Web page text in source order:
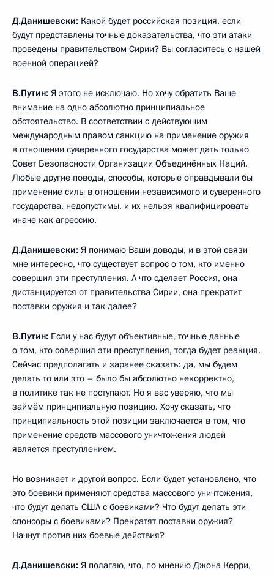
Д.Данишевски: Какой будет российская позиция, если
будут представлены точные доказательства, что эти атаки
проведены правительством Сирии? Вы согласитесь с нашей
военной операцией?
В.Путин: Я этого не исключаю. Но хочу обратить Ваше
внимание на одно абсолютно принципиальное
обстоятельство. В соответствии с действующим
международным правом санкцию на применение оружия
в отношении суверенного государства может дать только
Совет Безопасности Организации Объединённых Наций.
Любые другие поводы, способы, которые оправдывали бы
применение силы в отношении независимого и суверенного
государства, недопустимы, и их нельзя квалифицировать
иначе как агрессию.
Д.Данишевски: Я понимаю Ваши доводы, и в этой связи
мне интересно, что существует вопрос о том, кто именно
совершил эти преступления. А что сделает Россия, она
дистанцируется от правительства Сирии, она прекратит
поставки оружия и так далее?
В.Путин: Если у нас будут объективные, точные данные
о том, кто совершил эти преступления, тогда будет реакция.
Сейчас предполагать и заранее сказать: да, мы будем
делать то или это – было бы абсолютно некорректно,
в политике так не поступают. Но я вас уверяю, что мы
займём принципиальную позицию. Хочу сказать, что
принципиальность этой позиции заключается в том, что
применение средств массового уничтожения людей
является преступлением.
Но возникает и другой вопрос. Если будет установлено, что
это боевики применяют средства массового уничтожения,
что будут делать США с боевиками? Что будут делать эти
спонсоры с боевиками? Прекратят поставки оружия?
Начнут против них боевые действия?
Д.Данишевски: Я полагаю, что, по мнению Джона Керри,